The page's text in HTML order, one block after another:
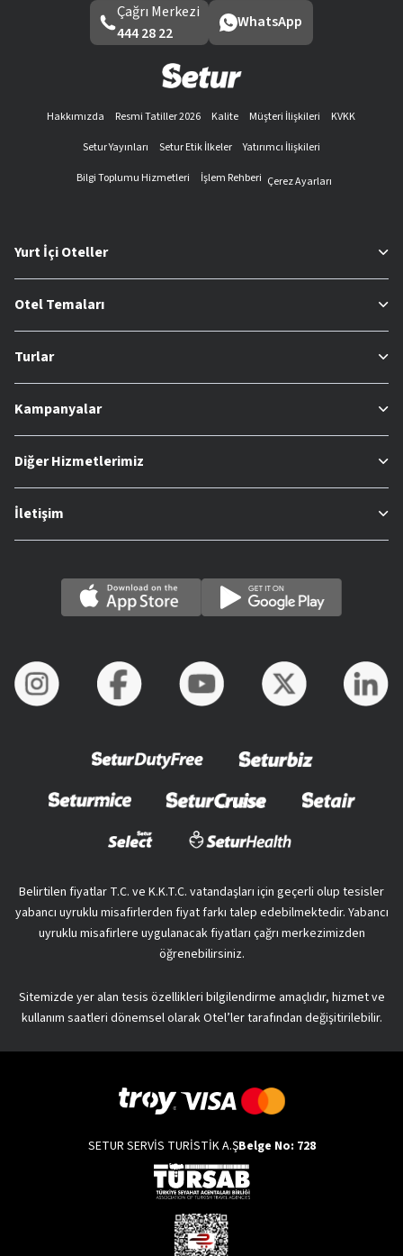
Çağrı Merkezi
444 28 22
WhatsApp
Hakkımızda Resmi Tatiller 2026 Kalite Müşteri İlişkileri
KVKK
Setur Yayınları
Setur Etik İlkeler
Yatırımcı İlişkileri
Bilgi Toplumu Hizmetleri
İşlem Rehberi Çerez Ayarları
Yurt İçi Oteller
Otel Temaları
Turlar
Kampanyalar
Diğer Hizmetlerimiz
İletişim
Belirtilen fiyatlar T.C. ve K.K.T.C. vatandaşları için geçerli olup tesisler
yabancı uyruklu misafirlerden fiyat farkı talep edebilmektedir. Yabancı
uyruklu misafirlere uygulanacak fiyatları çağrı merkezimizden
öğrenebilirsiniz.
Sitemizde yer alan tesis özellikleri bilgilendirme amaçlıdır, hizmet ve
kullanım saatleri dönemsel olarak Otel’ler tarafından değişitirilebilir.
SETUR SERVİS TURİSTİK A.ŞBelge No: 728